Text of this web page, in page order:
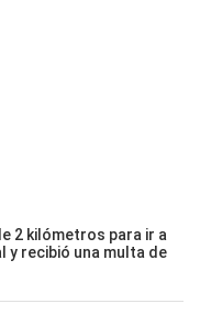
2 kilómetros para ir a
y recibió una multa de